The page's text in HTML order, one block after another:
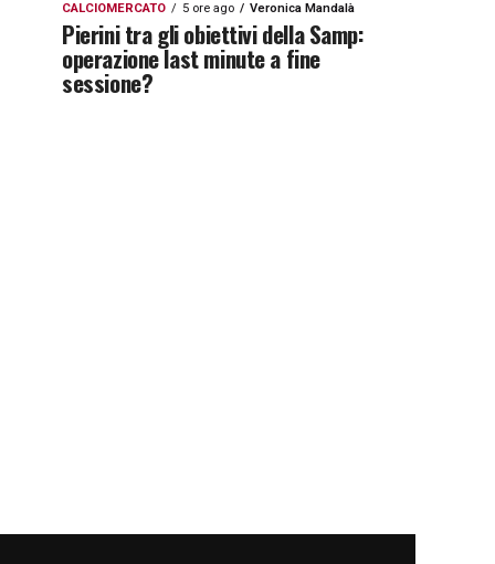
CALCIOMERCATO 5 ore ago Veronica Mandalà
Pierini tra gli obiettivi della Samp:
operazione last minute a fine
sessione?